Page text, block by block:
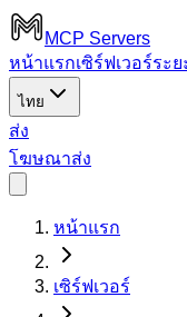
MCP Servers
หน้าแรกเซิร์ฟเวอร์ระ
ไทย
ส่ง
โฆษณาส่ง
หน้าแรก
เซิร์ฟเวอร์